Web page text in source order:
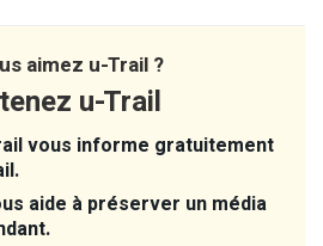
aimez u-Trail ?
u-Trail
vous informe gratuitement
aide à préserver un média